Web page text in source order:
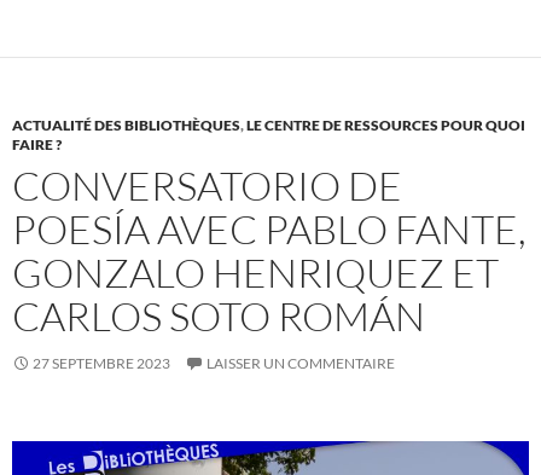
ACTUALITÉ DES BIBLIOTHÈQUES,LE CENTRE DE RESSOURCES POUR QUOI
FAIRE ?
CONVERSATORIO DE
POESÍA AVEC PABLO FANTE,
GONZALO HENRIQUEZ ET
CARLOS SOTO ROMÁN
27 SEPTEMBRE 2023 LAISSER UN COMMENTAIRE